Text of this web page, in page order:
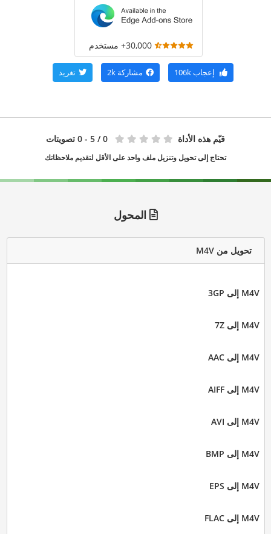
30,000+ مستخدم
إعجاب106k مشاركة 2k تغريد
قيّم هذه الأداة 0 / 5 - 0 تصويتات
تحتاج إلى تحويل وتنزيل ملف واحد على الأقل لتقديم ملاحظاتك
المحول
تحويل من M4V
M4V إلى 3GP
M4V إلى 7Z
M4V إلى AAC
M4V إلى AIFF
M4V إلى AVI
M4V إلى BMP
M4V إلى EPS
M4V إلى FLAC